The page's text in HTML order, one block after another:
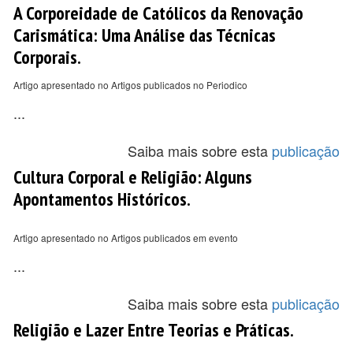
A Corporeidade de Católicos da Renovação
Carismática: Uma Análise das Técnicas
Corporais.
Artigo apresentado no Artigos publicados no Periodico
...
Saiba mais sobre esta publicação
Cultura Corporal e Religião: Alguns
Apontamentos Históricos.
Artigo apresentado no Artigos publicados em evento
...
Saiba mais sobre esta publicação
Religião e Lazer Entre Teorias e Práticas.